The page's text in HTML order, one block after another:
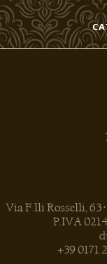
Via F.lli Rosselli, 63
P.IVA
+39 0171